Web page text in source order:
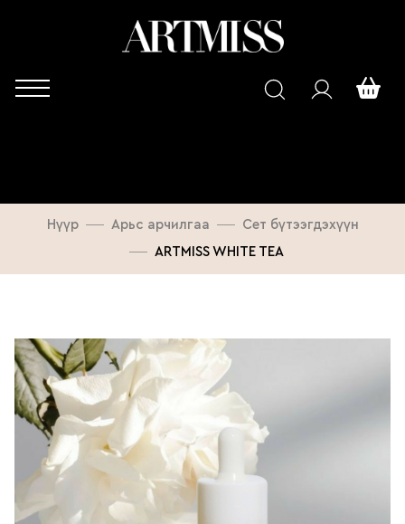
Нүүр Арьс арчилгаа
Сет бүтээгдэхүүн
ARTMISS WHITE TEA